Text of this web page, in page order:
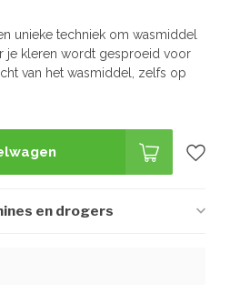
unieke techniek om wasmiddel
je kleren wordt gesproeid voor
van het wasmiddel, zelfs op
en drogers